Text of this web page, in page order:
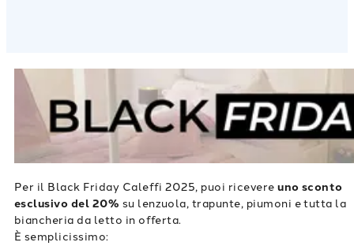
Per il Black Friday Caleffi 2025, puoi ricevereuno sconto
esclusivo del 20% su lenzuola, trapunte, piumoni e tutta la
biancheria da letto in offerta.
È semplicissimo: